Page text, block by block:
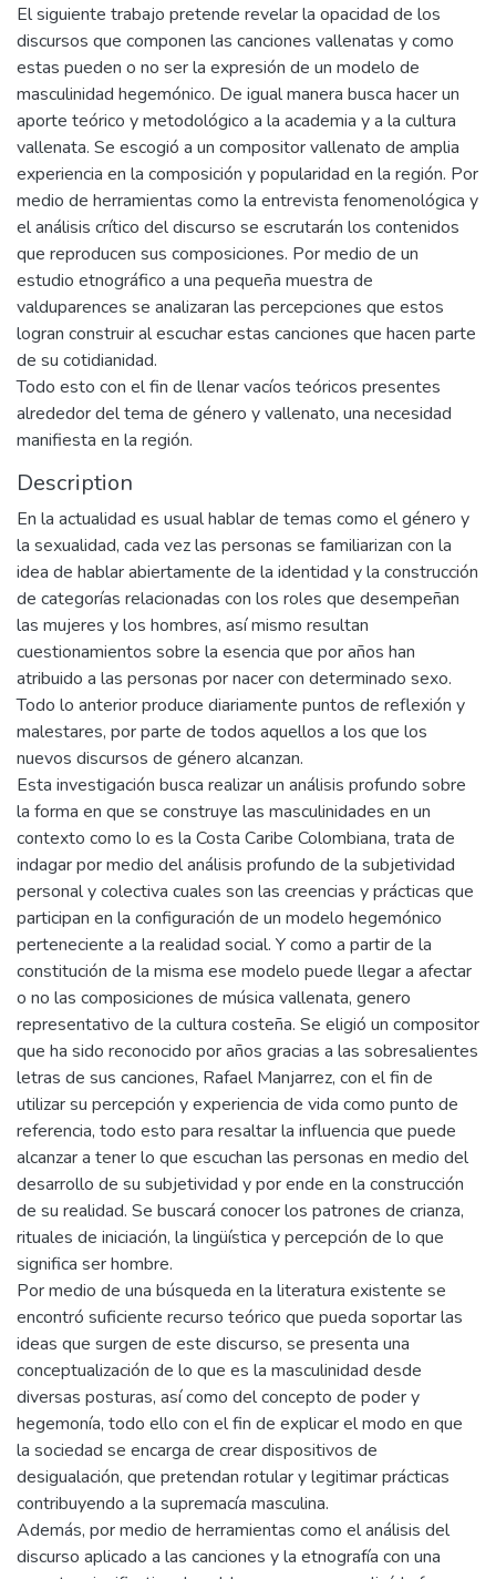
El siguiente trabajo pretende revelar la opacidad de los
discursos que componen las canciones vallenatas y como
estas pueden o no ser la expresión de un modelo de
masculinidad hegemónico. De igual manera busca hacer un
aporte teórico y metodológico a la academia y a la cultura
vallenata. Se escogió a un compositor vallenato de amplia
experiencia en la composición y popularidad en la región. Por
medio de herramientas como la entrevista fenomenológica y
el análisis crítico del discurso se escrutarán los contenidos
que reproducen sus composiciones. Por medio de un
estudio etnográfico a una pequeña muestra de
valduparences se analizaran las percepciones que estos
logran construir al escuchar estas canciones que hacen parte
de su cotidianidad.
Todo esto con el fin de llenar vacíos teóricos presentes
alrededor del tema de género y vallenato, una necesidad
manifiesta en la región.
Description
En la actualidad es usual hablar de temas como el género y
la sexualidad, cada vez las personas se familiarizan con la
idea de hablar abiertamente de la identidad y la construcción
de categorías relacionadas con los roles que desempeñan
las mujeres y los hombres, así mismo resultan
cuestionamientos sobre la esencia que por años han
atribuido a las personas por nacer con determinado sexo.
Todo lo anterior produce diariamente puntos de reflexión y
malestares, por parte de todos aquellos a los que los
nuevos discursos de género alcanzan.
Esta investigación busca realizar un análisis profundo sobre
la forma en que se construye las masculinidades en un
contexto como lo es la Costa Caribe Colombiana, trata de
indagar por medio del análisis profundo de la subjetividad
personal y colectiva cuales son las creencias y prácticas que
participan en la configuración de un modelo hegemónico
perteneciente a la realidad social. Y como a partir de la
constitución de la misma ese modelo puede llegar a afectar
o no las composiciones de música vallenata, genero
representativo de la cultura costeña. Se eligió un compositor
que ha sido reconocido por años gracias a las sobresalientes
letras de sus canciones, Rafael Manjarrez, con el fin de
utilizar su percepción y experiencia de vida como punto de
referencia, todo esto para resaltar la influencia que puede
alcanzar a tener lo que escuchan las personas en medio del
desarrollo de su subjetividad y por ende en la construcción
de su realidad. Se buscará conocer los patrones de crianza,
rituales de iniciación, la lingüística y percepción de lo que
significa ser hombre.
Por medio de una búsqueda en la literatura existente se
encontró suficiente recurso teórico que pueda soportar las
ideas que surgen de este discurso, se presenta una
conceptualización de lo que es la masculinidad desde
diversas posturas, así como del concepto de poder y
hegemonía, todo ello con el fin de explicar el modo en que
la sociedad se encarga de crear dispositivos de
desigualación, que pretendan rotular y legitimar prácticas
contribuyendo a la supremacía masculina.
Además, por medio de herramientas como el análisis del
discurso aplicado a las canciones y la etnografía con una